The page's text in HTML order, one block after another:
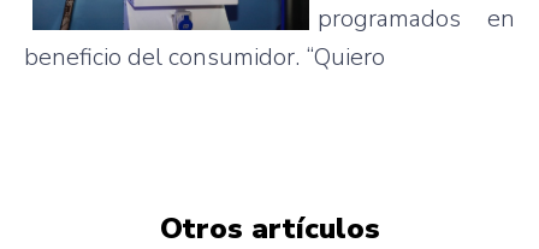
programados en
beneficio delconsumidor. “Quiero
Otros artículos